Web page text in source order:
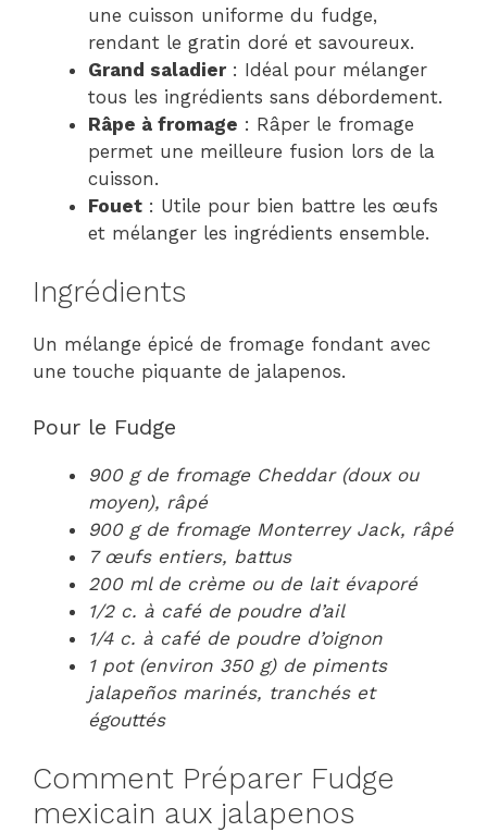
une cuisson uniforme du fudge,
rendant le gratin doré et savoureux.
Grand saladier: Idéal pour mélanger
tous les ingrédients sans débordement.
Râpe à fromage : Râper le fromage
permet une meilleure fusion lors de la
cuisson.
Fouet : Utile pour bien battre les œufs
et mélanger les ingrédients ensemble.
Ingrédients
Un mélange épicé de fromage fondant avec
une touche piquante de jalapenos.
Pour le Fudge
900 g de fromage Cheddar (doux ou
moyen), râpé
900 g de fromage Monterrey Jack, râpé
7 œufs entiers, battus
200 ml de crème ou de lait évaporé
1/2 c. à café de poudre d’ail
1/4 c. à café de poudre d’oignon
1 pot (environ 350 g) de piments
jalapeños marinés, tranchés et
égouttés
Comment Préparer Fudge
mexicain aux jalapenos